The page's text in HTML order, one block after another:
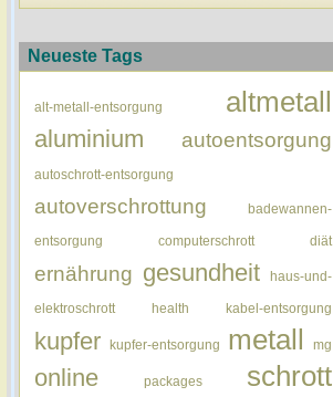
Neueste Tags
alt-metall-entsorgung altmetall
aluminium autoentsorgung
autoschrott-entsorgung
autoverschrottung badewannen-
entsorgung computerschrott diät
ernährung gesundheit haus-und-
elektroschrott health kabel-entsorgung
kupfer kupfer-entsorgung metall mg
online packages schrott